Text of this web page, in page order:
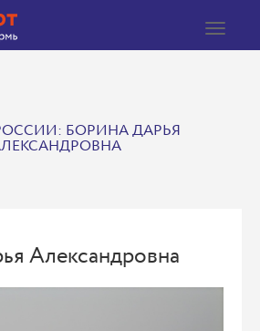
Toggle
БОРИНА ДАРЬЯ
Александровна